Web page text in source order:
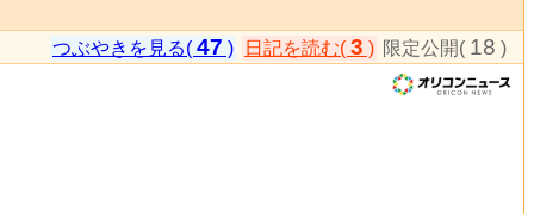
つぶやきを見る( 47 ) 日記を読む( 3 ) 限定公開( 18 )